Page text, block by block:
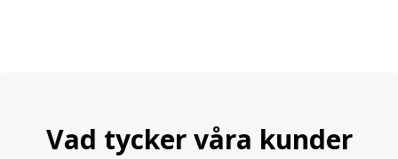
Vad tycker våra kunder